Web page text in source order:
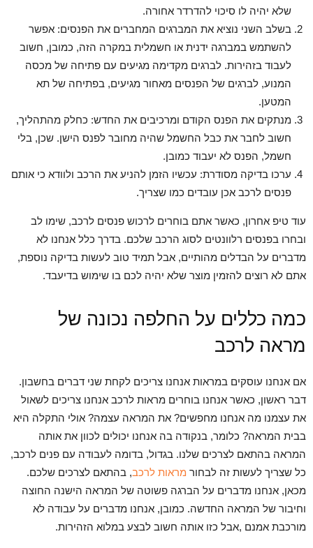
שלא יהיה לו סיכוי להדרדר אחורה.
בשלב השני נוציא את המברגים המחברים את הפנסים: אפשר
להשתמש במברגה ידנית או חשמלית במקרה הזה, כמובן, חשוב
לעבוד בזהירות. לברגים מקדימה מגיעים עם פתיחה של מכסה
המנוע, לברגים של הפנסים מאחור מגיעים, בפתיחה של תא
המטען.
מנתקים את הפנס הקודם ומרכיבים את החדש: כחלק מהתהליך,
חשוב לחבר את כבל החשמל שהיה מחובר לפנס הישן. שכן, בלי
חשמל, הפנס לא יעבוד כמובן.
ערכו בדיקה מסודרת: עכשיו הזמן להניע את הרכב ולוודא כי אותם
פנסים לרכב אכן עובדים כמו שצריך.
עוד טיפ אחרון, כאשר אתם בוחרים לרכוש פנסים לרכב, שימו לב
ובחרו בפנסים רלוונטים לסוג הרכב שלכם. בדרך כלל אנחנו לא
מדברים על הבדלים מהותיים, אבל תמיד טוב לעשות בדיקה נוספת,
אתם לא רוצים להזמין מוצר שלא יהיה לכם בו שימוש בדיעבד.
כמה כללים על החלפה נכונה של
מראה לרכב
אם אנחנו עוסקים במראות אנחנו צריכים לקחת שני דברים בחשבון.
דבר ראשון, כאשר אנחנו בוחרים מראות לרכב אנחנו צריכים לשאול
את עצמנו מה אנחנו מחפשים? את המראה עצמה? אולי התקלה היא
בבית המראה? כלומר, בנקודה בה אנחנו יכולים לכוון את אותה
המראה בהתאם לצרכים שלנו. בגדול, בדומה לעבודה עם פנים לרכב,
כל שצריך לעשות זה לבחור מראות לרכב, בהתאם לצרכים שלכם.
מכאן, אנחנו מדברים על הברגה פשוטה של המראה הישנה החוצה
וחיבור של המראה החדשה. כמובן, אנחנו מדברים על עבודה לא
מורכבת אמנם ,אבל כזו אותה חשוב לבצע במלוא הזהירות.